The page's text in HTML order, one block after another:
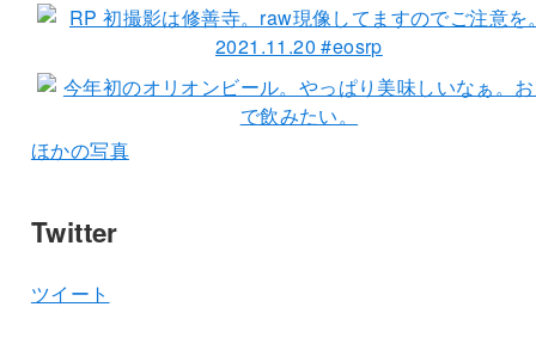
ほかの写真
Twitter
ツイート